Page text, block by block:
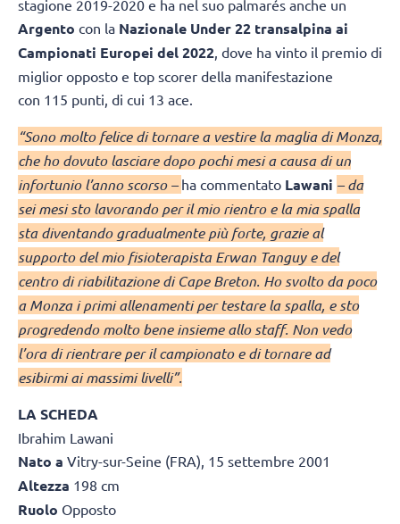
stagione 2019-2020 e ha nel suo palmarés anche un
Argento con la Nazionale Under 22 transalpina ai
Campionati Europei del 2022, dove ha vinto il premio di
miglior opposto e top scorer della manifestazione
con 115 punti, di cui 13 ace.
“Sono molto felice di tornare a vestire la maglia di Monza,
che ho dovuto lasciare dopo pochi mesi a causa di un
infortunio l’anno scorso –ha commentato Lawani – da
sei mesi sto lavorando per il mio rientro e la mia spalla
sta diventando gradualmente più forte, grazie al
supporto del mio fisioterapista Erwan Tanguy e del
centro di riabilitazione di Cape Breton. Ho svolto da poco
a Monza i primi allenamenti per testare la spalla, e sto
progredendo molto bene insieme allo staff. Non vedo
l’ora di rientrare per il campionato e di tornare ad
esibirmi ai massimi livelli”.
LA SCHEDA
Ibrahim Lawani
Nato a Vitry-sur-Seine (FRA), 15 settembre 2001
Altezza 198 cm
Ruolo Opposto